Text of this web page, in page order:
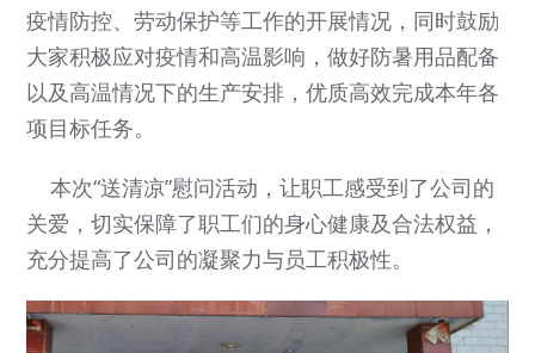
疫情防控、劳动保护等工作的开展情况，同时鼓励
大家积极应对疫情和高温影响，做好防暑用品配备
以及高温情况下的生产安排，优质高效完成本年各
项目标任务。
本次“送清凉”慰问活动，让职工感受到了公司的
关爱，切实保障了职工们的身心健康及合法权益，
充分提高了公司的凝聚力与员工积极性。